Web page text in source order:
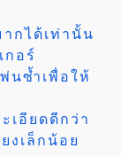
กได้เท่านั้น
กอร์
นซ้ำเพื่อให้
เอียดดีกว่า
งเล็กน้อย